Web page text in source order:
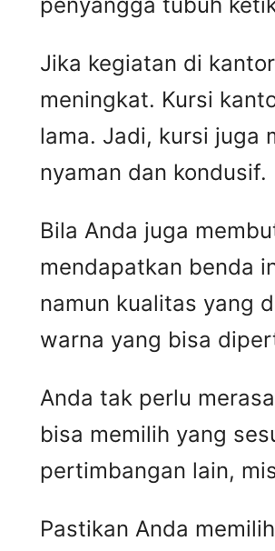
Jika kegiatan di
meningkat. Kursi
lama. Jadi, kursi juga
nyaman dan kondusif.
Bila Anda juga
mendapatkan benda
namun kualitas yang
warna yang bisa
Anda tak perlu
bisa memilih yang
pertimbangan lain,
Pastikan Anda memilih